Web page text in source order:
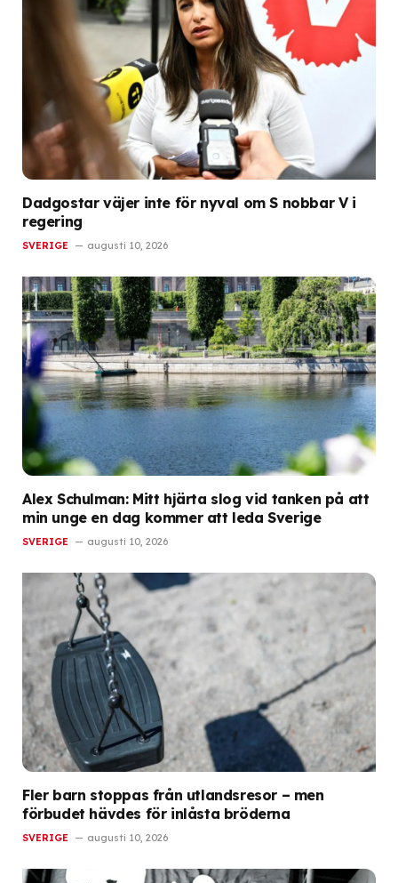
Dadgostar väjer inte för nyval om S nobbar V i
regering
SVERIGE augusti 10, 2026
Alex Schulman: Mitt hjärta slog vid tanken på att
min unge en dag kommer att leda Sverige
SVERIGE augusti 10, 2026
Fler barn stoppas från utlandsresor – men
förbudet hävdes för inlåsta bröderna
SVERIGE augusti 10, 2026